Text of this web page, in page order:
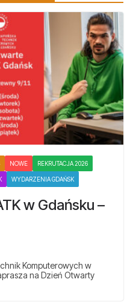
NOWE REKRUTACJA 2026
WYDARZENIA GDAŃSK
w Gdańsku –
Komputerowych w
na Dzień Otwarty